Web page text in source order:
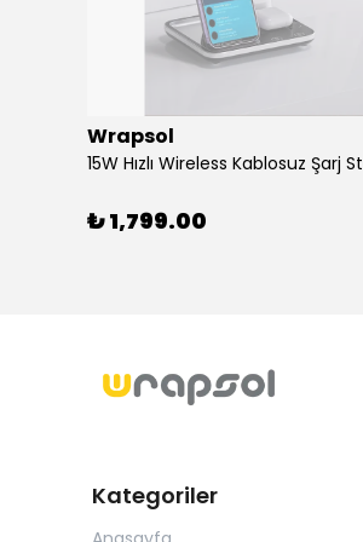
Wrapsol
₺ 1,799.00
Kategoriler